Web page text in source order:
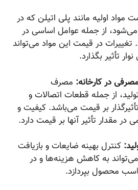
اولیه مانند پلی اتیلن که در
از جمله عوامل اساسی در
در قیمت این مواد می‌تواند
بگذارد.
در کارخانه:مصرف
از جمله قطعات اتصالات و
بر قیمت می‌باشد. کیفیت و
تأثیر آنها بر قیمت دارد.
کنترل بهینه ضایعات و بازیافت
به کاهش هزینه‌ها و در
محصول بپردازد.